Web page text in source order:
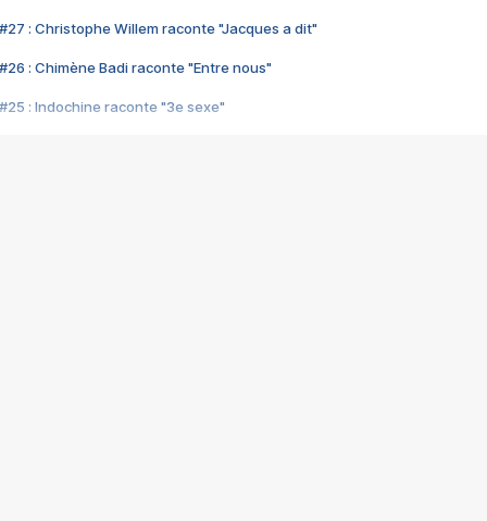
#27 : Christophe Willem raconte "Jacques a dit"
#26 : Chimène Badi raconte "Entre nous"
#25 : Indochine raconte "3e sexe"